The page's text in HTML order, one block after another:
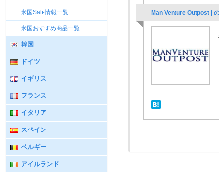
米国Sale情報一覧
米国おすすめ商品一覧
韓国
ドイツ
イギリス
フランス
イタリア
スペイン
ベルギー
アイルランド
Man Venture Outpost |